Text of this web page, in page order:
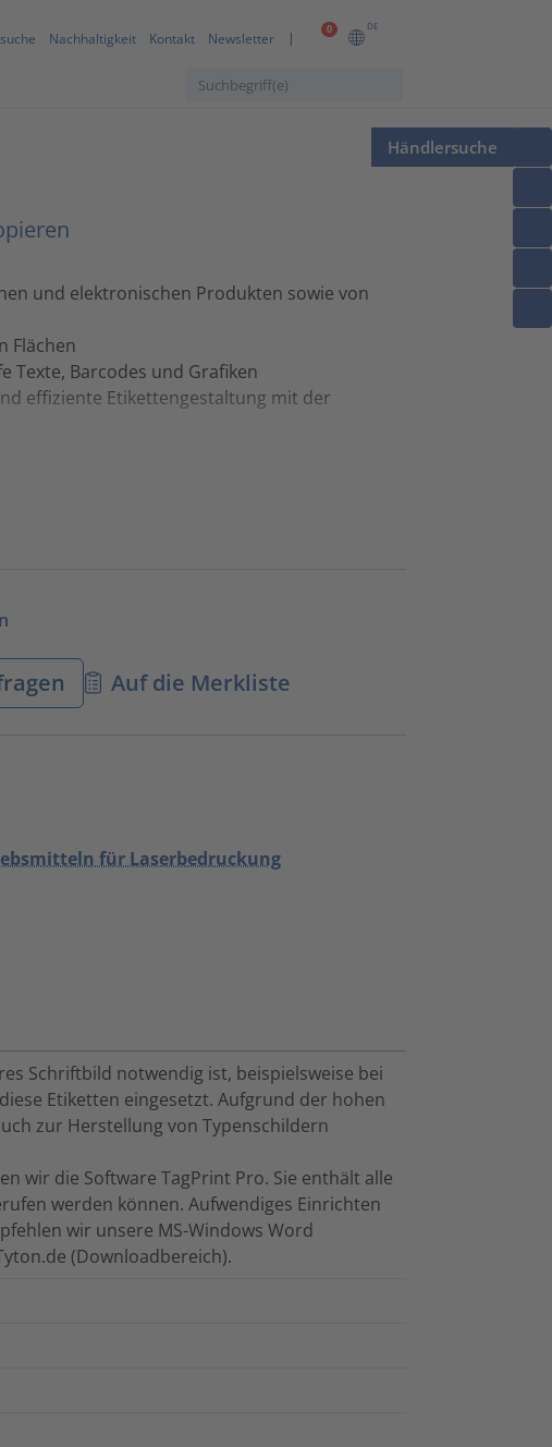
0 DE
Nachhaltigkeit Kontakt Newsletter
Händlersuche
und elektronischen Produkten sowie von
Flächen
Texte, Barcodes und Grafiken
effiziente Etikettengestaltung mit der
Auf die Merkliste
für Laserbedruckung
Schriftbild notwendig ist, beispielsweise bei
Etiketten eingesetzt. Aufgrund der hohen
zur Herstellung von Typenschildern
wir die Software TagPrint Pro. Sie enthält alle
werden können. Aufwendiges Einrichten
wir unsere MS-Windows Word
(Downloadbereich).